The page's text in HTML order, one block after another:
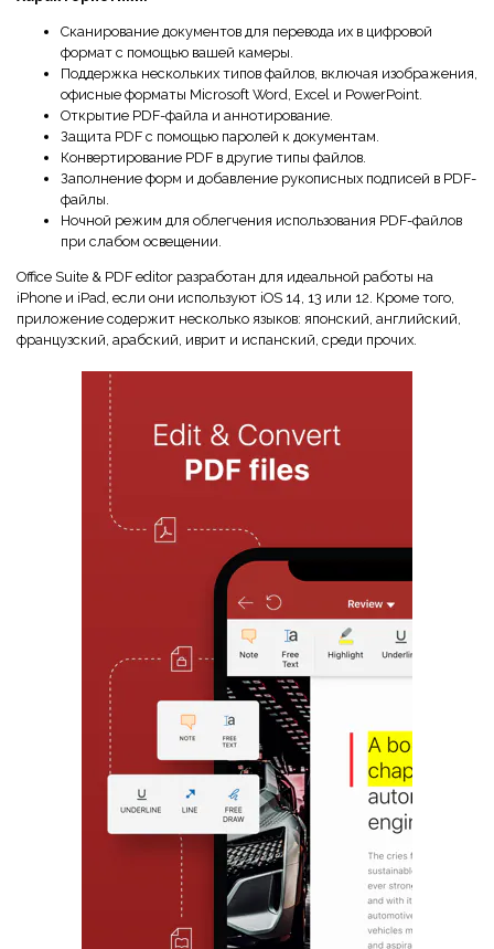
Сканирование документов для перевода их в цифровой
формат с помощью вашей камеры.
Поддержка нескольких типов файлов, включая изображения,
офисные форматы Microsoft Word, Excel и PowerPoint.
Открытие PDF-файла и аннотирование.
Защита PDF с помощью паролей к документам.
Конвертирование PDF в другие типы файлов.
Заполнение форм и добавление рукописных подписей в PDF-
файлы.
Ночной режим для облегчения использования PDF-файлов
при слабом освещении.
Office Suite & PDF editor разработан для идеальной работы на
iPhone и iPad, если они используют iOS 14, 13 или 12. Кроме того,
приложение содержит несколько языков: японский, английский,
французский, арабский, иврит и испанский, среди прочих.